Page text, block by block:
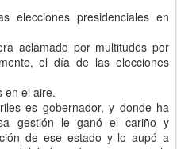
elecciones presidenciales en
aclamado por multitudes por
el día de las elecciones
en el aire.
es gobernador, y donde ha
gestión le ganó el cariño y
de ese estado y lo aupó a